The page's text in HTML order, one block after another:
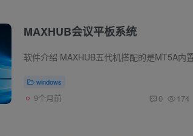
MAXHUB会议平板系统
windows
9个月前 0 174